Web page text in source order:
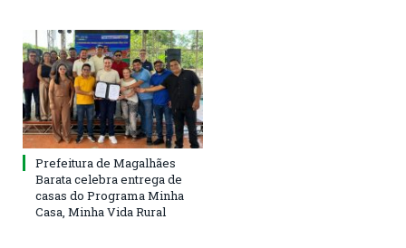
Prefeitura de Magalhães
Barata celebra entrega de
casas do Programa Minha
Casa, Minha Vida Rural